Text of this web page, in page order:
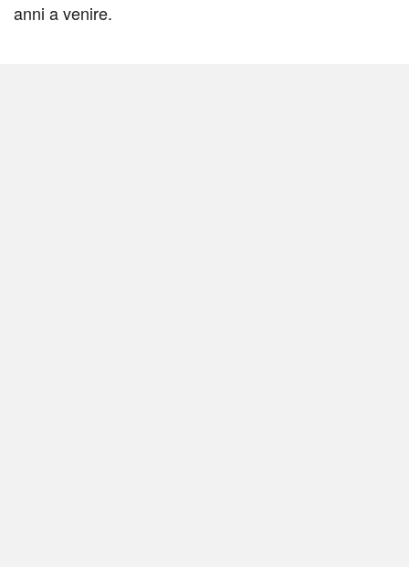
anni a venire.